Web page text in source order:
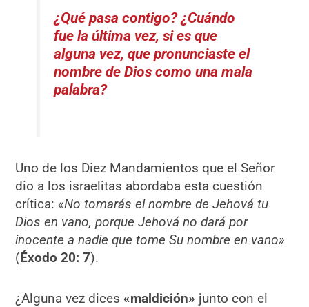
¿Qué pasa contigo? ¿Cuándo
fue la última vez, si es que
alguna vez, que pronunciaste el
nombre de Dios como una mala
palabra?
Uno de los Diez Mandamientos que el Señor
dio a los israelitas abordaba esta cuestión
crítica: «No tomarás el nombre de Jehová tu
Dios en vano, porque Jehová no dará por
inocente a nadie que tome Su nombre en vano»
(Éxodo 20: 7).
¿Alguna vez dices «maldición» junto con el